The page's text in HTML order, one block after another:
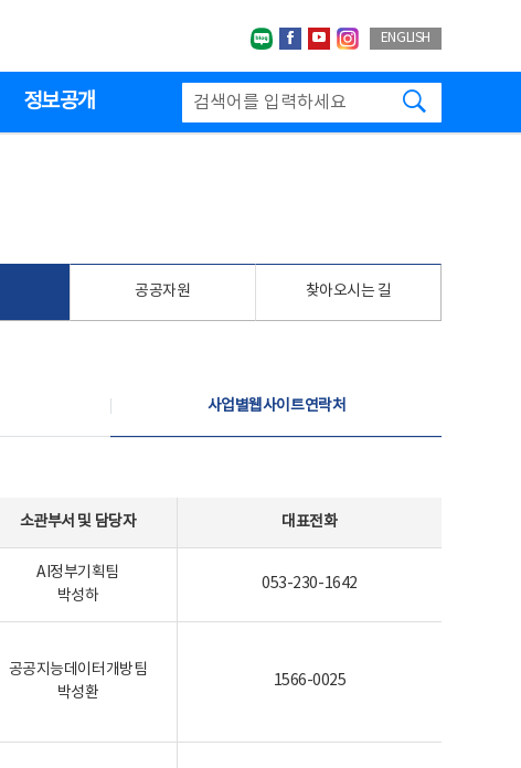
네이버블로그
페이스북
유투브인스타그랩
ENGLISH
정보공개
공공자원 찾아오시는 길
사업별웹사이트연락처
소관부서 및 담당자 대표전화
AI정부기획팀
박성하
053-230-1642
공공지능데이터개방팀
박성환
1566-0025